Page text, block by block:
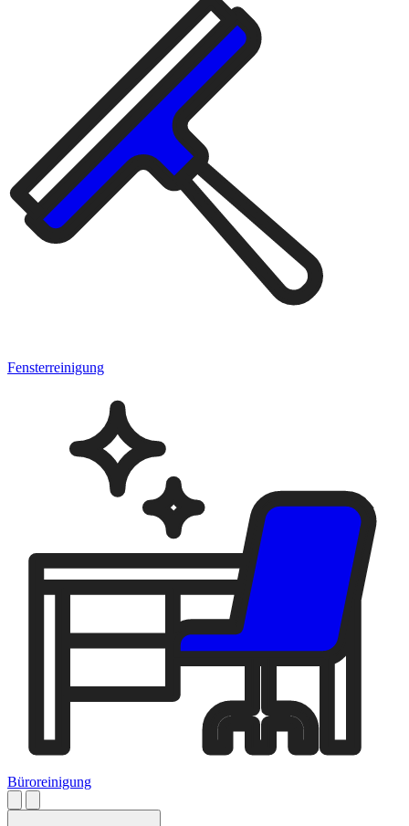
Fensterreinigung
Büroreinigung